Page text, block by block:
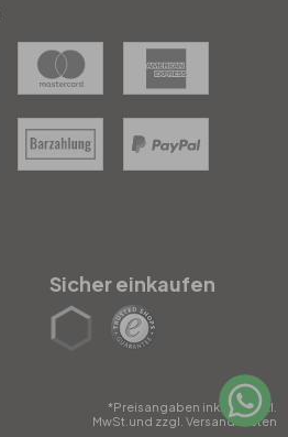
Sicher einkaufen
*Preisangaben inkl. gesetzl.
MwSt.und zzgl. Versandkosten